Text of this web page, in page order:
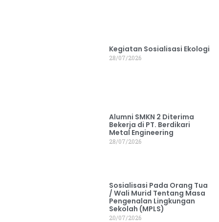
Kegiatan Sosialisasi Ekologi
28/07/2026
Alumni SMKN 2 Diterima
Bekerja di PT. Berdikari
Metal Engineering
28/07/2026
Sosialisasi Pada Orang Tua
/ Wali Murid Tentang Masa
Pengenalan Lingkungan
Sekolah (MPLS)
20/07/2026